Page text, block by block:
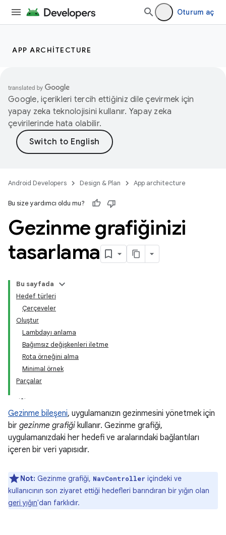
Oturum aç
APP ARCHITECTURE
Google, içerikleri tercih ettiğiniz dile çevirmek için
yapay zeka teknolojisini kullanır. Yapay zeka
çevirilerinde hata olabilir.
Android Developers Design & Plan App architecture
Bu size yardımcı oldu mu?
Gezinme grafiğinizi
tasarlama
Bu sayfada
Hedef türleri
Çerçeveler
Oluştur
Lambdayı anlama
Bağımsız değişkenleri iletme
Rota örneğini alma
Minimal örnek
Parçalar
Gezinme bileşeni, uygulamanızın gezinmesini yönetmek için
bir gezinme grafiği kullanır. Gezinme grafiği,
uygulamanızdaki her hedefi ve aralarındaki bağlantıları
içeren bir veri yapısıdır.
Not: Gezinme grafiği, NavController içindeki ve
kullanıcının son ziyaret ettiği hedefleri barındıran bir yığın olan
geri yığın'dan farklıdır.